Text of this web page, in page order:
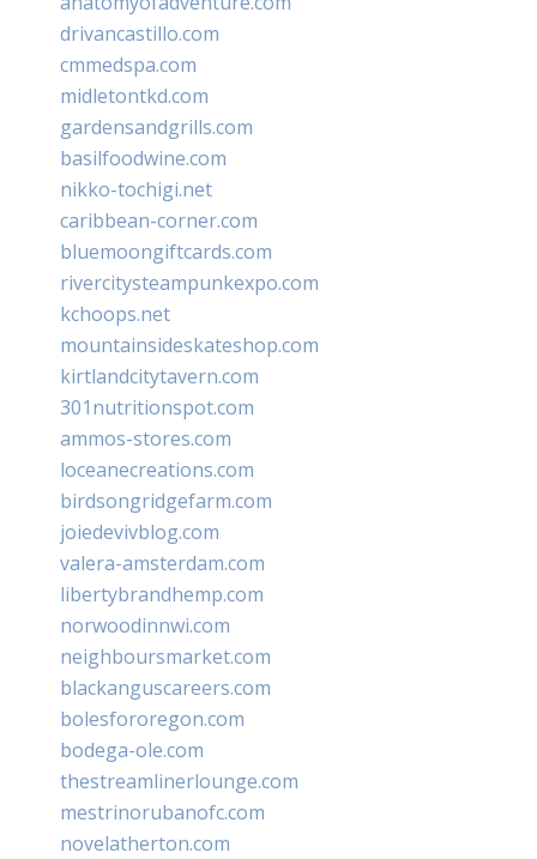
drivancastillo.com
cmmedspa.com
midletontkd.com
gardensandgrills.com
basilfoodwine.com
nikko-tochigi.net
caribbean-corner.com
bluemoongiftcards.com
rivercitysteampunkexpo.com
kchoops.net
mountainsideskateshop.com
kirtlandcitytavern.com
301nutritionspot.com
ammos-stores.com
loceanecreations.com
birdsongridgefarm.com
joiedevivblog.com
valera-amsterdam.com
libertybrandhemp.com
norwoodinnwi.com
neighboursmarket.com
blackanguscareers.com
bolesfororegon.com
bodega-ole.com
thestreamlinerlounge.com
mestrinorubanofc.com
novelatherton.com